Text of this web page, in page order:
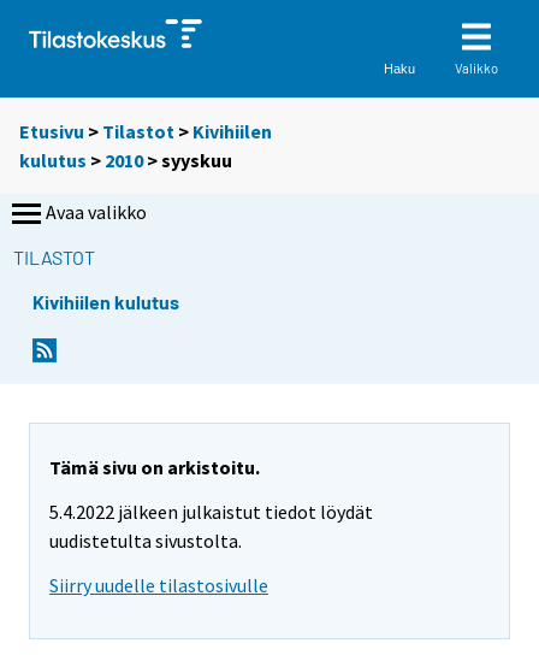
Haku Valikko
Etusivu > Tilastot > Kivihiilen
kulutus > 2010>syyskuu
Avaa valikko
TILASTOT
Kivihiilen kulutus
Tämä sivu on arkistoitu.
5.4.2022 jälkeen julkaistut tiedot löydät
uudistetulta sivustolta.
Siirry uudelle tilastosivulle